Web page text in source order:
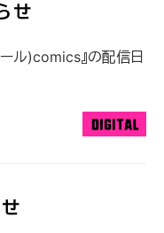
せ
ール)comics』の配信日